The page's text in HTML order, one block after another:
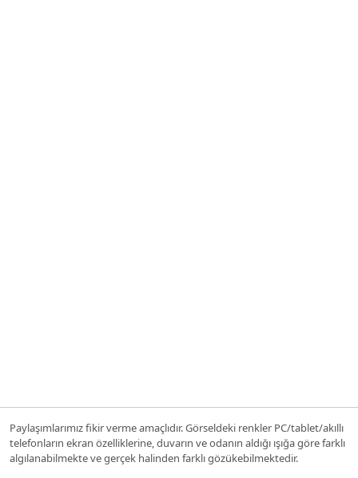
Paylaşımlarımız fikir verme amaçlıdır. Görseldeki renkler PC/tablet/akıllı
telefonların ekran özelliklerine, duvarın ve odanın aldığı ışığa göre farklı
algılanabilmekte ve gerçek halinden farklı gözükebilmektedir.